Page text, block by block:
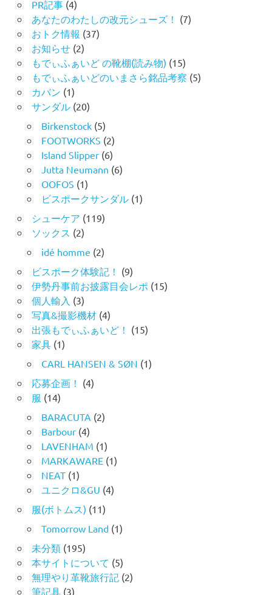
PR記事(4)
あなたのわたしの改元シューズ！ (7)
おトク情報 (37)
お知らせ(2)
もでぃふぁいど の靴棚(読み物) (15)
もでぃふぁいどのいまさら銘品考察 (5)
カバン (1)
サンダル(20)
Birkenstock(5)
FOOTWORKS (2)
Island Slipper(6)
Jutta Neumann (6)
OOFOS (1)
ビスポークサンダル(1)
シューケア (119)
ソックス (2)
idé homme (2)
ビスポーク体験記！ (9)
伊勢丹事前お披露目会レポ (15)
個人輸入 (3)
写真&撮影機材(4)
出張もでぃふぁいど！ (15)
家具(1)
CARL HANSEN & SØN (1)
応募企画！ (4)
服 (14)
BARACUTA (2)
Barbour(4)
LAVENHAM (1)
MARKAWARE(1)
NEAT(1)
ユニクロ&GU (4)
服(ボトムス) (11)
Tomorrow Land(1)
未分類(195)
本サイトについて (5)
無理やり革靴旅行記 (2)
筆記具(3)